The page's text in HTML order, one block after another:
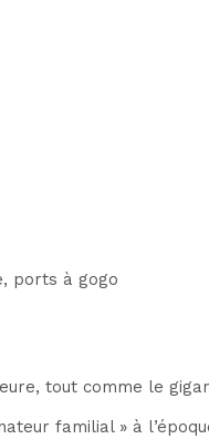
ports à gogo
tout comme le
familial » à